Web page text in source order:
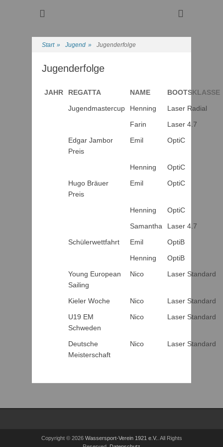
Wassersport-Verein
Regattasport und Wasserwandern - Freizeit mit der ganzen
Start » Jugend » Jugenderfolge
Jugenderfolge
JAHR REGATTA NAME
BOOTSKLASSE
Jugendmastercup
Henning
Laser Radial
Farin
Laser 4.7
Edgar Jambor
Preis
Emil OptiC
Henning
OptiC
Hugo Bräuer
Preis
Emil OptiC
Henning
OptiC
Samantha
Laser 4.7
Schülerwettfahrt
Emil
OptiB
Henning
OptiB
Young European
Sailing
Nico Laser Standard
Kieler Woche Nico
Laser Standard
U19 EM
Schweden
Nico Laser Standard
Deutsche
Meisterschaft
Nico Laser Standard
Copyright © 2026 Wassersport-Verein 1921 e.V. . All Rights